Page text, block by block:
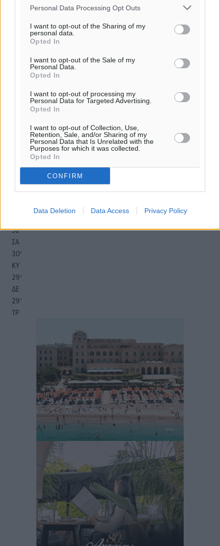
Personal Data Processing Opt Outs
I want to opt-out of the Sharing of my
personal data.
Opted In
I want to opt-out of the Sale of my
Personal Data.
Opted In
I want to opt-out of processing my
Personal Data for Targeted Advertising.
Opted In
I want to opt-out of Collection, Use,
Retention, Sale, and/or Sharing of my
Personal Data that Is Unrelated with the
Purposes for which it was collected.
Opted In
CONFIRM
Data Deletion Data Access Privacy Policy
Για την μερική αναπαραγωγή της είδησης από άλλες
ιστοσελίδες είναι απαραίτητη η χρήση του παρακάτω
παρεχόμενου συνδέσμου παραπομπής προς το άρθρο
της Δημοκρατικής.
o καιρός τώρα:
αίθριος καιρός
km/h
°/30°
06:18
32°
ΣΑ
30°
ΚΥ
29°
ΔΕ
29°
ΤΡ